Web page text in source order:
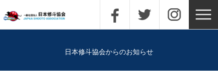
日本修斗協会からのお知らせ